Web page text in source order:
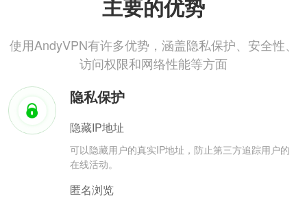
主要的优势
使用AndyVPN有许多优势，涵盖隐私保护、安全性、
访问权限和网络性能等方面
隐私保护
隐藏IP地址
可以隐藏用户的真实IP地址，防止第三方追踪用户的
在线活动。
匿名浏览